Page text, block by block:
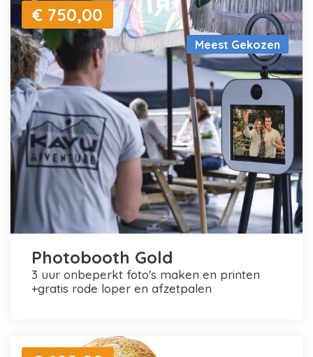
Meest Gekozen
€ 750,00
Photobooth Gold
3 uur onbeperkt foto's maken en printen
+gratis rode loper en afzetpalen